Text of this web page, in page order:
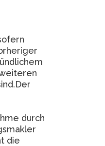
durch
die